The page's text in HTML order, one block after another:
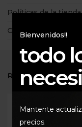
Políticas de la tienda
Consultas
RELATED
Bienvenidos!!
todo
Mantente
precios.